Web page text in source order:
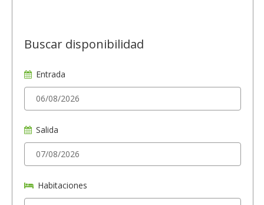
Buscar disponibilidad
Entrada
Salida
Habitaciones